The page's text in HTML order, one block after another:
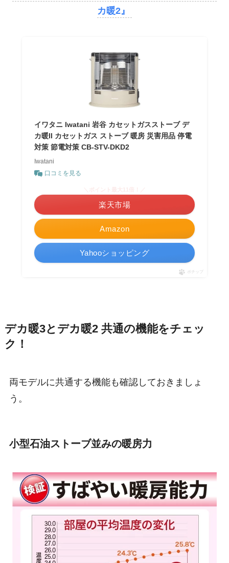
カ暖2』
イワタニ Iwatani 岩谷 カセットガスストーブ デ
カ暖II カセットガス ストーブ 暖房 災害用品 停電
対策 節電対策 CB-STV-DKD2
Iwatani
口コミを見る
Amazon
楽天市場
Yahooショッピング
ポチップ
デカ暖3とデカ暖2 共通の機能をチェッ
ク！
両モデルに共通する機能も確認しておきましょ
う。
小型石油ストーブ並みの暖房力